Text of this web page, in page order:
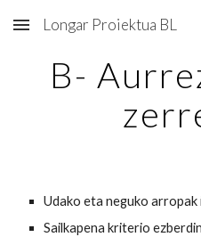
Skip to main content
Longar Proiektua BL
B-
Udako eta neguko arropak
Sailkapena kriterio